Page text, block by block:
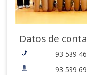
Datos de
93 589
93 589